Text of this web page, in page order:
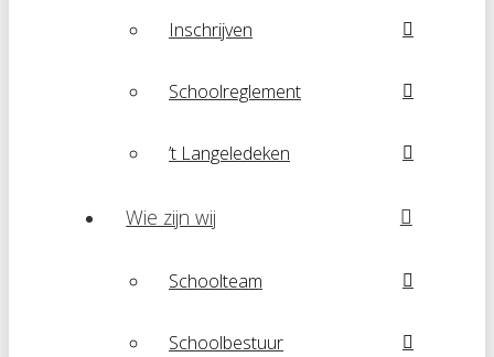
Inschrijven
Schoolreglement
’t Langeledeken
Wie zijn wij
Schoolteam
Schoolbestuur